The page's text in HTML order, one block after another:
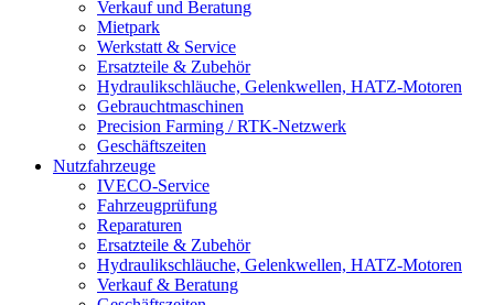
Verkauf und Beratung
Mietpark
Werkstatt & Service
Ersatzteile & Zubehör
Hydraulikschläuche, Gelenkwellen, HATZ-Motoren
Gebrauchtmaschinen
Precision Farming / RTK-Netzwerk
Geschäftszeiten
Nutzfahrzeuge
IVECO-Service
Fahrzeugprüfung
Reparaturen
Ersatzteile & Zubehör
Hydraulikschläuche, Gelenkwellen, HATZ-Motoren
Verkauf & Beratung